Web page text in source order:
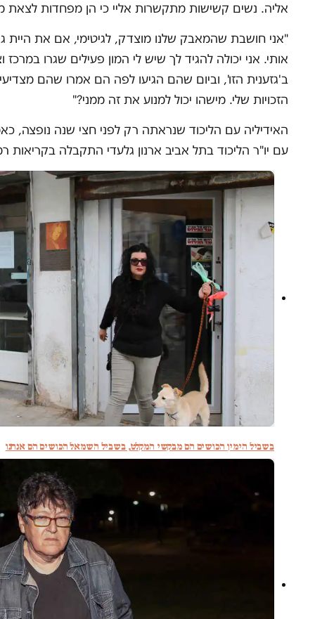
אליה. נשים קשישות מתקשרות אליי כי הן מפחדות לצאת
"אני חושבת שהמאבק שלנו מוצדק, לגיטימי, אם את היית
אותי. אני יכולה להגיד לך שיש לי המון פעילים שגרו במרכז
ב'גזענית הזו', וביום שהם הגיעו לפה הם אמרו שהם
הזכויות שלי. מישהו יכול למנוע את זה ממני?"
האידיליה עם הליכוד שנראתה רק לפני חצי שנה נופצה,
עם יו"ר הליכוד בתל אביב ארנון גלעדי התקבלה בקריאות
בשביל הימין הכושים הם מבקשי המקלט, בשביל השמאל הכושים הם אנחנו